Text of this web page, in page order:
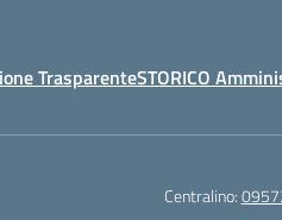
TrasparenteSTORICO
Centralino: